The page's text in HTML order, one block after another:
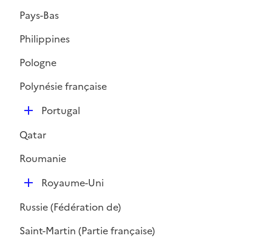
e
Pays-Bas
Philippines
Pologne
Polynésie française
D
p
l
Portugal
Qatar
Roumanie
D
p
l
Royaume-Uni
Russie (Fédération de)
Saint-Martin (Partie française)